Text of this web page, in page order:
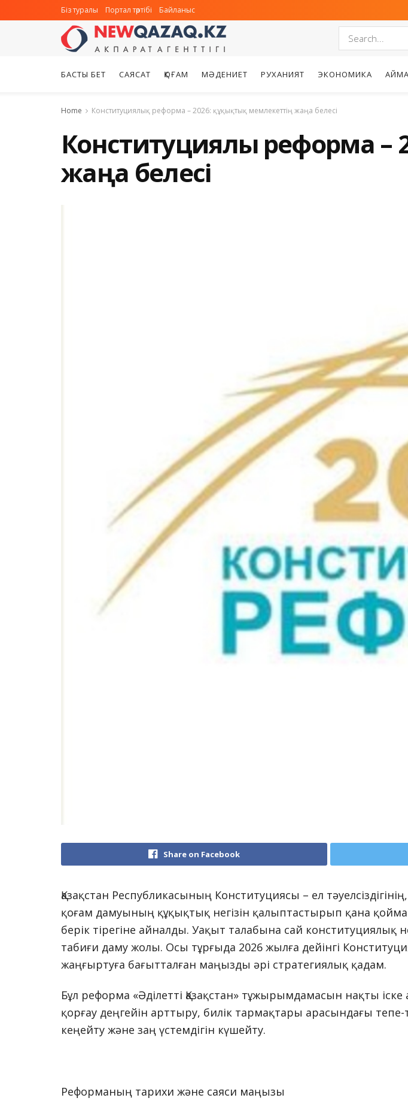
Біз туралы Портал тәртібі Байланыс
БАСТЫ БЕТ САЯСАТ ҚОҒАМ МӘДЕНИЕТ РУХАНИЯТ ЭКОНОМИКА АЙМАҚ
Home Конституциялық реформа – 2026: құқықтық мемлекеттің жаңа белесі
Конституциялық реформа –
жаңа белесі
Share on Facebook
Қазақстан Республикасының Конституциясы – ел
қоғам дамуының құқықтық негізін қалыптастырып қана
берік тірегіне айналды. Уақыт талабына сай конституциялық
табиғи даму жолы. Осы тұрғыда 2026 жылға дейінгі
жаңғыртуға бағытталған маңызды әрі стратегиялық қадам.
Бұл реформа «Әділетті Қазақстан» тұжырымдамасын нақты
қорғау деңгейін арттыру, билік тармақтары арасындағы
кеңейту және заң үстемдігін күшейту.
Реформаның тарихи және саяси маңызы